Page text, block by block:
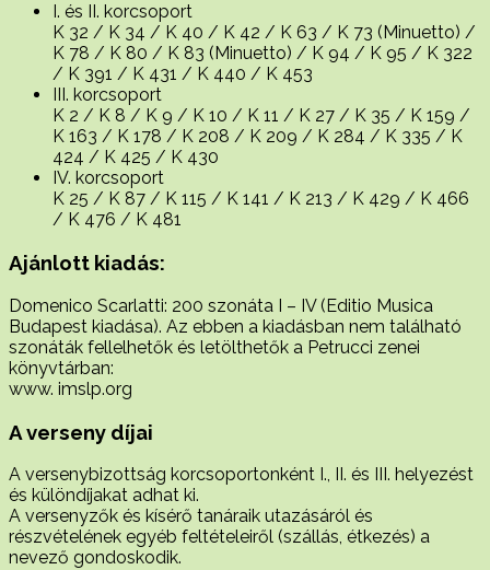
I. és II. korcsoport
K 32 / K 34 / K 40 / K 42 / K 63 / K 73 (Minuetto) /
K 78 / K 80 / K 83 (Minuetto) / K 94 / K 95 / K 322
/ K 391 / K 431 / K 440 / K 453
III. korcsoport
K 2 / K 8 / K 9 / K 10 / K 11 / K 27 / K 35 / K 159 /
K 163 / K 178 / K 208 / K 209 / K 284 / K 335 / K
424 / K 425 / K 430
IV. korcsoport
K 25 / K 87 / K 115 / K 141 / K 213 / K 429 / K 466
/ K 476 / K 481
Ajánlott kiadás:
Domenico Scarlatti: 200 szonáta I – IV (Editio Musica
Budapest kiadása). Az ebben a kiadásban nem található
szonáták fellelhetők és letölthetők a Petrucci zenei
könyvtárban:
www. imslp.org
A verseny díjai
A versenybizottság korcsoportonként I., II. és III. helyezést
és különdíjakat adhat ki.
A versenyzők és kísérő tanáraik utazásáról és
részvételének egyéb feltételeiről (szállás, étkezés) a
nevező gondoskodik.